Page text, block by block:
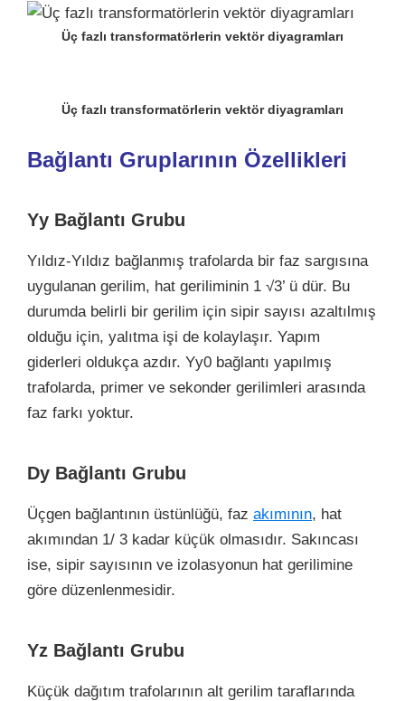
Üç fazlı transformatörlerin vektör diyagramları
Üç fazlı transformatörlerin vektör diyagramları
Bağlantı Gruplarının Özellikleri
Yy Bağlantı Grubu
Yıldız-Yıldız bağlanmış trafolarda bir faz sargısına
uygulanan gerilim, hat geriliminin 1 √3’ ü dür. Bu
durumda belirli bir gerilim için sipir sayısı azaltılmış
olduğu için, yalıtma işi de kolaylaşır. Yapım
giderleri oldukça azdır. Yy0 bağlantı yapılmış
trafolarda, primer ve sekonder gerilimleri arasında
faz farkı yoktur.
Dy Bağlantı Grubu
Üçgen bağlantının üstünlüğü, faz akımının, hat
akımından 1/ 3 kadar küçük olmasıdır. Sakıncası
ise, sipir sayısının ve izolasyonun hat gerilimine
göre düzenlenmesidir.
Yz Bağlantı Grubu
Küçük dağıtım trafolarının alt gerilim taraflarında